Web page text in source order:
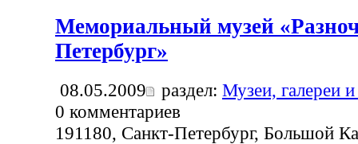
Мемориальный музей
Петербург»
08.05.2009 раздел: Музеи, галереи
0 комментариев
191180, Санкт-Петербург, Большой